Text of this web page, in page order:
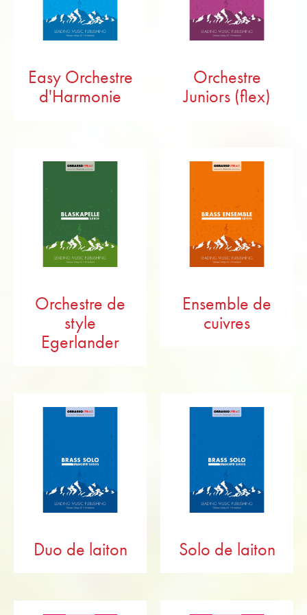
difficulté. Utilisez les échantillons audio et les
partitions gratuits, qui sont disponibles dans de
nombreuses éditions de nos partitions et qui
La musique d'Obrasso a été publiée sur de
nombreux supports sonores (CD). Plus de 1 000
Commandez dès aujourd'hui des partitions dans la
Traduit avec DeepL.com
Easy Orchestre
d'Harmonie
Orchestre
Juniors (flex)
Orchestre de
style
Egerlander
Ensemble de
cuivres
Duo de laiton Solo de laiton